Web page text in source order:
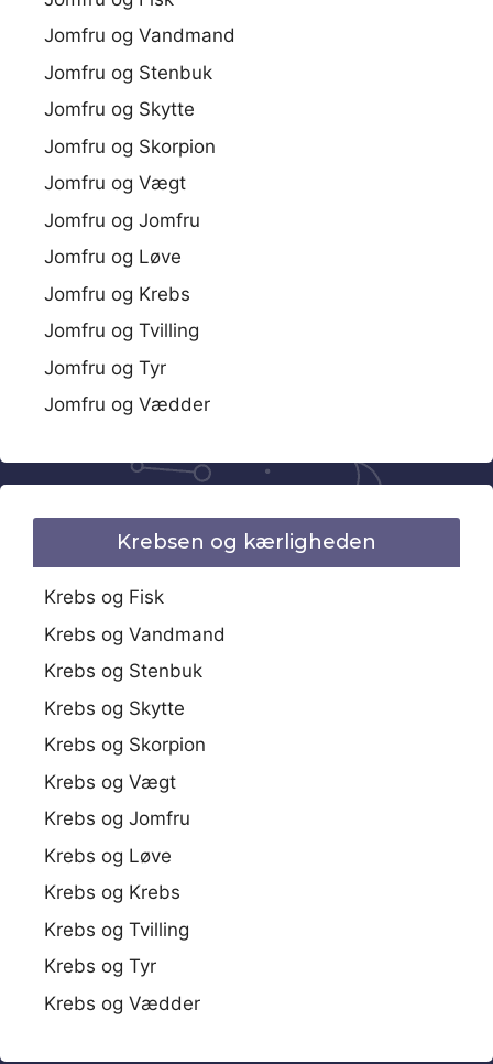
Jomfru og Vandmand
Jomfru og Stenbuk
Jomfru og Skytte
Jomfru og Skorpion
Jomfru og Vægt
Jomfru og Jomfru
Jomfru og Løve
Jomfru og Krebs
Jomfru og Tvilling
Jomfru og Tyr
Jomfru og Vædder
Krebsen og kærligheden
Krebs og Fisk
Krebs og Vandmand
Krebs og Stenbuk
Krebs og Skytte
Krebs og Skorpion
Krebs og Vægt
Krebs og Jomfru
Krebs og Løve
Krebs og Krebs
Krebs og Tvilling
Krebs og Tyr
Krebs og Vædder